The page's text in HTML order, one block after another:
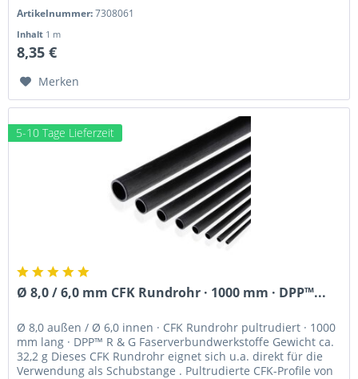
Artikelnummer:7308061
Inhalt 1 m
8,35 €
Merken
5-10 Tage Lieferzeit
Ø 8,0 / 6,0 mm CFK Rundrohr · 1000 mm · DPP™...
Ø 8,0 außen / Ø 6,0 innen · CFK Rundrohr pultrudiert · 1000
mm lang · DPP™ R & G Faserverbundwerkstoffe Gewicht ca.
32,2 g Dieses CFK Rundrohr eignet sich u.a. direkt für die
Verwendung als Schubstange . Pultrudierte CFK-Profile von